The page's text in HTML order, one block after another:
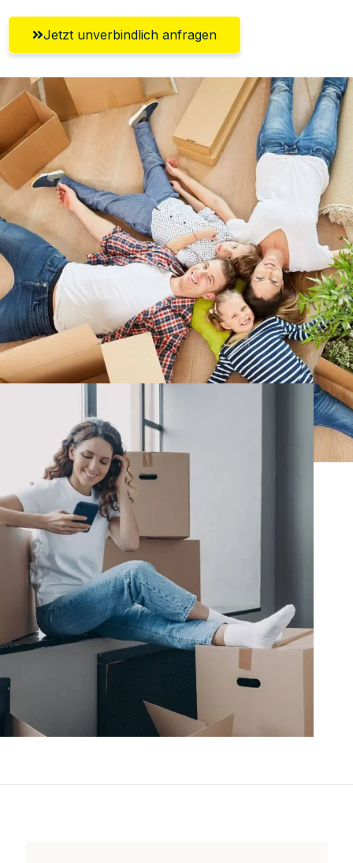
Jetzt unverbindlich anfragen